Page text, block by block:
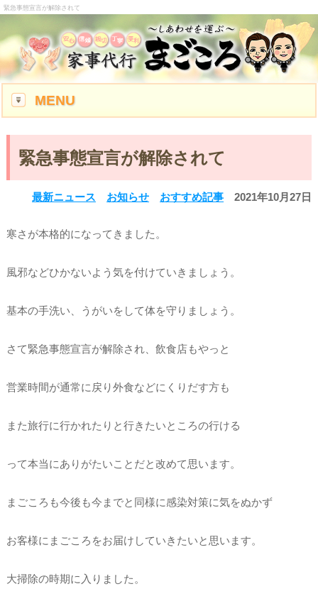
緊急事態宣言が解除されて
MENU
緊急事態宣言が解除されて
2021年10月27日
おすすめ記事
お知らせ
最新ニュース
寒さが本格的になってきました。
風邪などひかないよう気を付けていきましょう。
基本の手洗い、うがいをして体を守りましょう。
さて緊急事態宣言が解除され、飲食店もやっと
営業時間が通常に戻り外食などにくりだす方も
また旅行に行かれたりと行きたいところの行ける
って本当にありがたいことだと改めて思います。
まごころも今後も今までと同様に感染対策に気をぬかず
お客様にまごころをお届けしていきたいと思います。
大掃除の時期に入りました。